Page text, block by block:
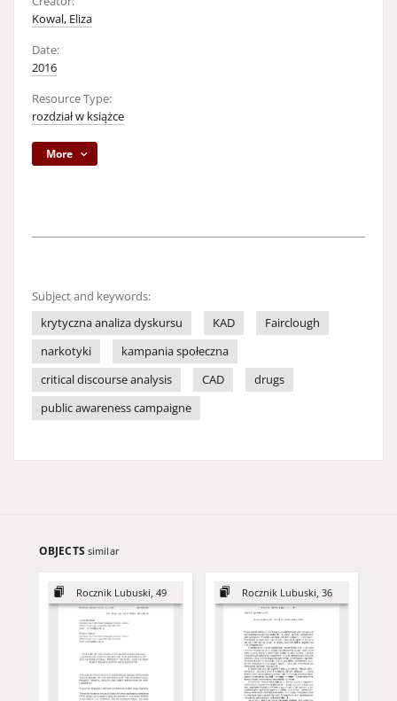
Kowal, Eliza
Date:
2016
Resource Type:
rozdział w książce
More
Subject and keywords:
krytyczna analiza dyskursu
KAD
Fairclough
narkotyki
kampania społeczna
critical discourse analysis
CAD
drugs
public awareness campaigne
OBJECTS similar
Rocznik Lubuski, 49 Rocznik Lubuski, 36